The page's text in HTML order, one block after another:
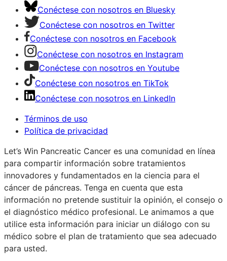
Conéctese con nosotros en Bluesky
Conéctese con nosotros en Twitter
Conéctese con nosotros en Facebook
Conéctese con nosotros en Instagram
Conéctese con nosotros en Youtube
Conéctese con nosotros en TikTok
Conéctese con nosotros en LinkedIn
Términos de uso
Política de privacidad
Let’s Win Pancreatic Cancer es una comunidad en línea
para compartir información sobre tratamientos
innovadores y fundamentados en la ciencia para el
cáncer de páncreas. Tenga en cuenta que esta
información no pretende sustituir la opinión, el consejo o
el diagnóstico médico profesional. Le animamos a que
utilice esta información para iniciar un diálogo con su
médico sobre el plan de tratamiento que sea adecuado
para usted.